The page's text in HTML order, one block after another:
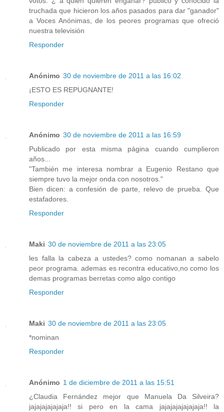
truchada que hicieron los años pasados para dar "ganador"
a Voces Anónimas, de los peores programas que ofreció
nuestra televisión
Responder
Anónimo 30 de noviembre de 2011 a las 16:02
¡ESTO ES REPUGNANTE!
Responder
Anónimo 30 de noviembre de 2011 a las 16:59
Publicado por esta misma página cuando cumplieron
años...
"También me interesa nombrar a Eugenio Restano que
siempre tuvo la mejor onda con nosotros."
Bien dicen: a confesión de parte, relevo de prueba. Que
estafadores.
Responder
Maki 30 de noviembre de 2011 a las 23:05
les falla la cabeza a ustedes? como nomanan a sabelo
peor programa. ademas es recontra educativo,no como los
demas programas berretas como algo contigo
Responder
Maki 30 de noviembre de 2011 a las 23:05
*nominan
Responder
Anónimo 1 de diciembre de 2011 a las 15:51
¿Claudia Fernández mejor que Manuela Da Silveira?
jajajajajajaja!! si pero en la cama jajajajajajajaja!! la